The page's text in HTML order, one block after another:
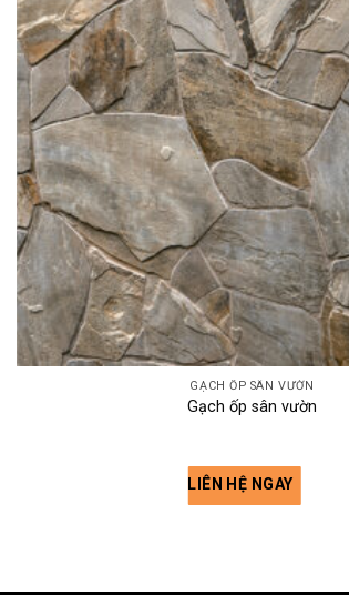
GẠCH ỐP SÂN VƯỜN
Gạch ốp sân vườn
LIÊN HỆ NGAY